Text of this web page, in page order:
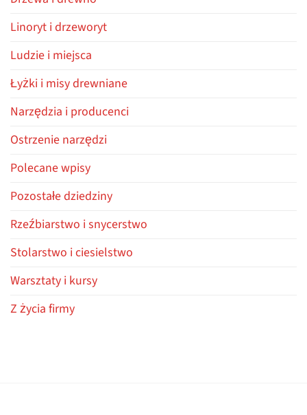
Linoryt i drzeworyt
Ludzie i miejsca
Łyżki i misy drewniane
Narzędzia i producenci
Ostrzenie narzędzi
Polecane wpisy
Pozostałe dziedziny
Rzeźbiarstwo i snycerstwo
Stolarstwo i ciesielstwo
Warsztaty i kursy
Z życia firmy